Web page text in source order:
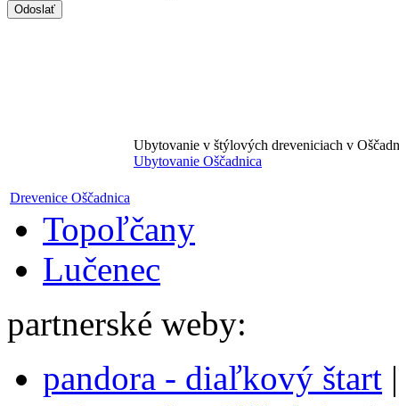
Drevenice Oščadnica
Ubytovanie v štýlových dreveniciach v
Ubytovanie Oščadnica
Topoľčany
Lučenec
partnerské weby:
pandora - diaľkový štart